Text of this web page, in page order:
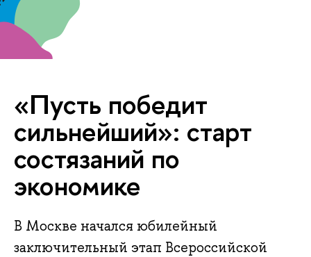
«Пусть победит
сильнейший»: старт
состязаний по
экономике
В Москве начался юбилейный
заключительный этап Всероссийской